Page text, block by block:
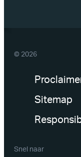
© 2026
Sitemap
Snel naar